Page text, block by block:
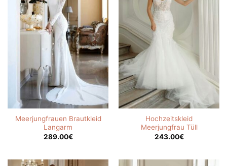
Meerjungfrauen Brautkleid
Langarm
289.00€
Hochzeitskleid
Meerjungfrau Tüll
243.00€